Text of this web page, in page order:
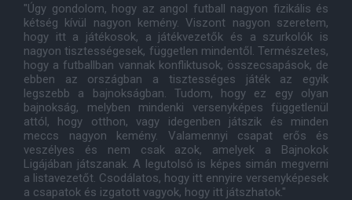
"Úgy gondolom, hogy az angol futball nagyon fizikális és
kétség kívül nagyon kemény. Viszont nagyon szeretem,
hogy itt a játékosok, a játékvezetők és a szurkolók is
nagyon tisztességesek, független mindentől. Természetes,
hogy a futballban vannak konfliktusok, összecsapások, de
ebben az országban a tisztességes játék az egyik
legszebb a bajnokságban. Tudom, hogy ez egy olyan
bajnokság, melyben mindenki versenyképes függetlenül
attól, hogy otthon, vagy idegenben játszik és minden
meccs nagyon kemény. Valamennyi csapat erős és
veszélyes és nem csak azok, amelyek a Bajnokok
Ligájában játszanak. A legutolsó is képes simán megverni
a listavezetőt. Csodálatos, hogy itt ennyire versenyképesek
a csapatok és izgatott vagyok, hogy itt játszhatok."